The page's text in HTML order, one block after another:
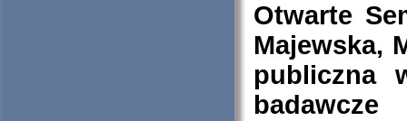
Otwarte
Majewska,
publiczna
badawcze